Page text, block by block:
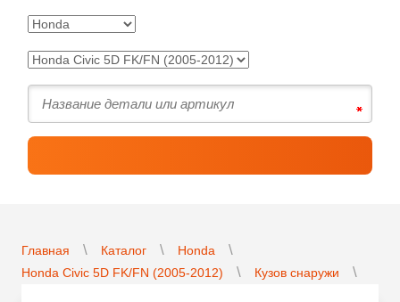
Главная Каталог
Honda
Honda Civic 5D FK/FN (2005-2012)
Кузов снаружи